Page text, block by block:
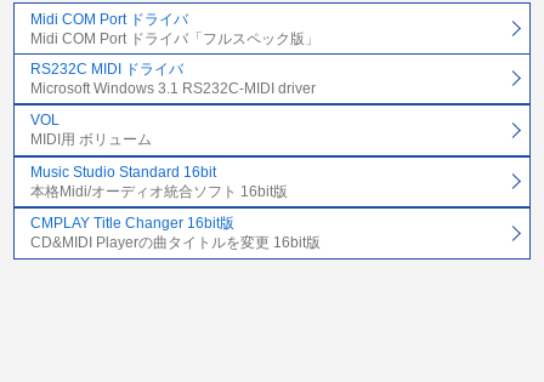
Midi COM Port ドライバ
Midi COM Port ドライバ「フルスペック版」
RS232C MIDI ドライバ
Microsoft Windows 3.1 RS232C-MIDI driver
VOL
MIDI用 ボリューム
Music Studio Standard 16bit
本格Midi/オーディオ統合ソフト 16bit版
CMPLAY Title Changer 16bit版
CD&MIDI Playerの曲タイトルを変更 16bit版